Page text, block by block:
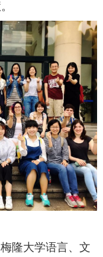
隆大学语言、文